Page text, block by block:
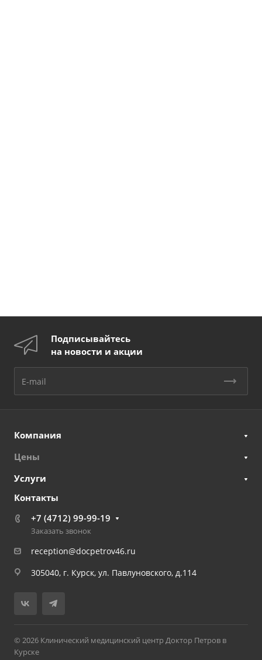
Подписывайтесь
на новости и акции
Компания
Цены
Услуги
Контакты
+7 (4712) 99-99-19
Заказать звонок
reception@docpetrov46.ru
305040, г. Курск, ул. Павлуновского, д.114
© 2026 Клинический медицинский центр Доктор Петров в
Курске